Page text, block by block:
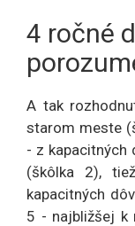
4 ročné
A tak
starom meste
- z kapacitných
(škôlka 2),
kapacitných
5 - najbližšej k